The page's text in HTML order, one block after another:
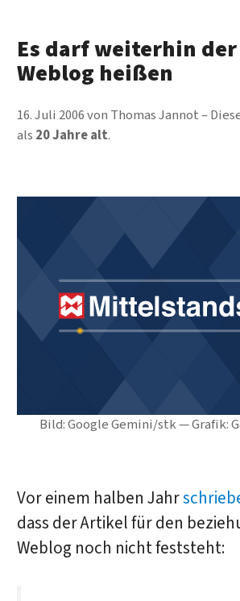
Bild: Google Gemini/stk — Grafik:
Es darf weiterhin
Weblog heißen
16. Juli 2006von Thomas Jannot
als 20 Jahre alt.
Vor einem halben Jahr
dass der Artikel für den
Weblog noch nicht feststeht: